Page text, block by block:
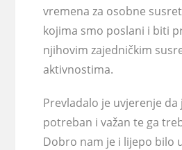
vremena za osobne
kojima smo poslani i biti
njihovim zajedničkim
aktivnostima.
Prevladalo je uvjerenje da
potreban i važan te ga
Dobro nam je i lijepo bilo